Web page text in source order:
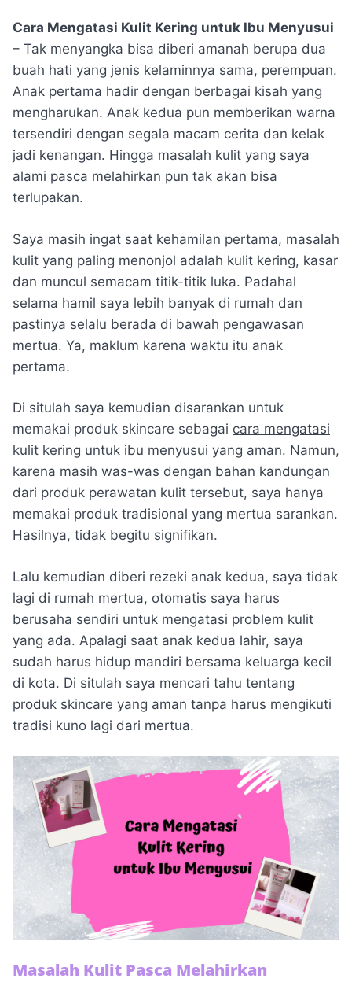
Cara Mengatasi Kulit Kering untuk Ibu Menyusui
– Tak menyangka bisa diberi amanah berupa dua
buah hati yang jenis kelaminnya sama, perempuan.
Anak pertama hadir dengan berbagai kisah yang
mengharukan. Anak kedua pun memberikan warna
tersendiri dengan segala macam cerita dan kelak
jadi kenangan. Hingga masalah kulit yang saya
alami pasca melahirkan pun tak akan bisa
terlupakan.
Saya masih ingat saat kehamilan pertama, masalah
kulit yang paling menonjol adalah kulit kering, kasar
dan muncul semacam titik-titik luka. Padahal
selama hamil saya lebih banyak di rumah dan
pastinya selalu berada di bawah pengawasan
mertua. Ya, maklum karena waktu itu anak
pertama.
Di situlah saya kemudian disarankan untuk
memakai produk skincare sebagai cara mengatasi
kulit kering untuk ibu menyusui yang aman. Namun,
karena masih was-was dengan bahan kandungan
dari produk perawatan kulit tersebut, saya hanya
memakai produk tradisional yang mertua sarankan.
Hasilnya, tidak begitu signifikan.
Lalu kemudian diberi rezeki anak kedua, saya tidak
lagi di rumah mertua, otomatis saya harus
berusaha sendiri untuk mengatasi problem kulit
yang ada. Apalagi saat anak kedua lahir, saya
sudah harus hidup mandiri bersama keluarga kecil
di kota. Di situlah saya mencari tahu tentang
produk skincare yang aman tanpa harus mengikuti
tradisi kuno lagi dari mertua.
Masalah Kulit Pasca Melahirkan